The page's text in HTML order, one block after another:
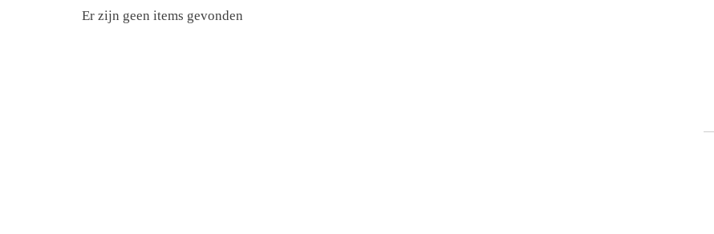
Er zijn geen items gevonden